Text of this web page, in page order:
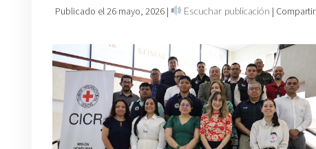
Publicado el 26 mayo, 2026 | Escuchar publicación | Compartir